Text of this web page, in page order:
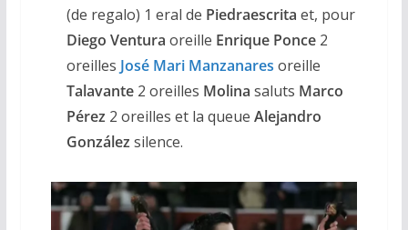
(de regalo) 1 eral de Piedraescrita et, pour
Diego Ventura oreille Enrique Ponce 2
oreilles José Mari Manzanares oreille
Talavante 2 oreilles Molina saluts Marco
Pérez 2 oreilles et la queue Alejandro
González silence.